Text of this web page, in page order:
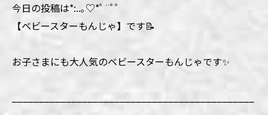
今日の投稿は*:..｡♡*ﾟ¨ﾟﾟ
【ベビースターもんじゃ】です📝
お子さまにも大人気のベビースターもんじゃです✨